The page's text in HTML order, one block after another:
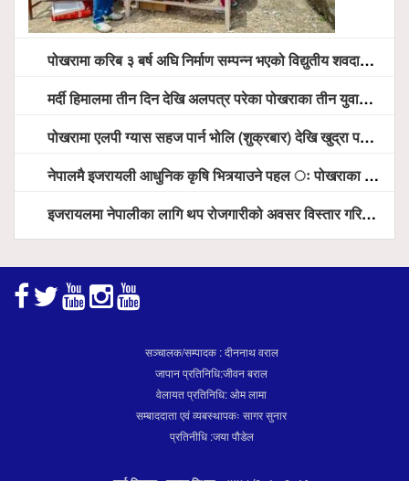
पोखरामा करिब ३ बर्ष अघि निर्माण सम्पन्न भएको विद्युतीय शवदाह गृह अझै संचालनमा आउन सकेन, तत्काल संचालन गर्न स्थानियको माग
मर्दी हिमालमा तीन दिन देखि अलपत्र परेका पोखराका तीन युवाको सशस्त्र प्रहरी सहितको टोलीको साहसिक उद्धार
पोखरामा एलपी ग्यास सहज पार्न भोलि (शुक्रबार) देखि खुद्रा पसलबाटै बिक्रि वितरण हुने, स्टोर नगर्न आग्रह
नेपालमै इजरायली आधुनिक कृषि भित्र्याउने पहल ः पोखराका मेयर धनराज आचार्य र इजरायली राजदूतबीच सहकार्य विस्तारको संकेत
इजरायलमा नेपालीका लागि थप रोजगारीको अवसर विस्तार गरिने ः राजदूत बास
सञ्चालक/सम्पादक : दीननाथ वराल
जापान प्रतिनिधि:जीवन बराल
वेलायत प्रतिनिधि: ओम लामा
सम्बाददाता एवं व्यबस्थापकः सागर सुनार
प्रतिनीधि :जया पौडेल